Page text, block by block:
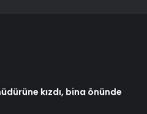
kızdı, bina önünde